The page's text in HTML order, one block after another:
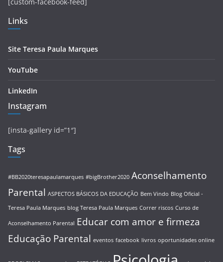
Links
Site Teresa Paula Marques
YouTube
LinkedIn
Instagram
[insta-gallery id=”1″]
Tags
#BB2020teresapaulamarques #bigBrother2020 Aconselhamento
Parental ASPECTOS BÁSICOS DA EDUCAÇÃO Bem Vindo Blog Oficial -
Teresa Paula Marques blog Teresa Paula Marques Correr riscos Curso de
Aconselhamento Parental Educar com amor e firmeza
Educação Parental eventos facebook livros oportunidades online